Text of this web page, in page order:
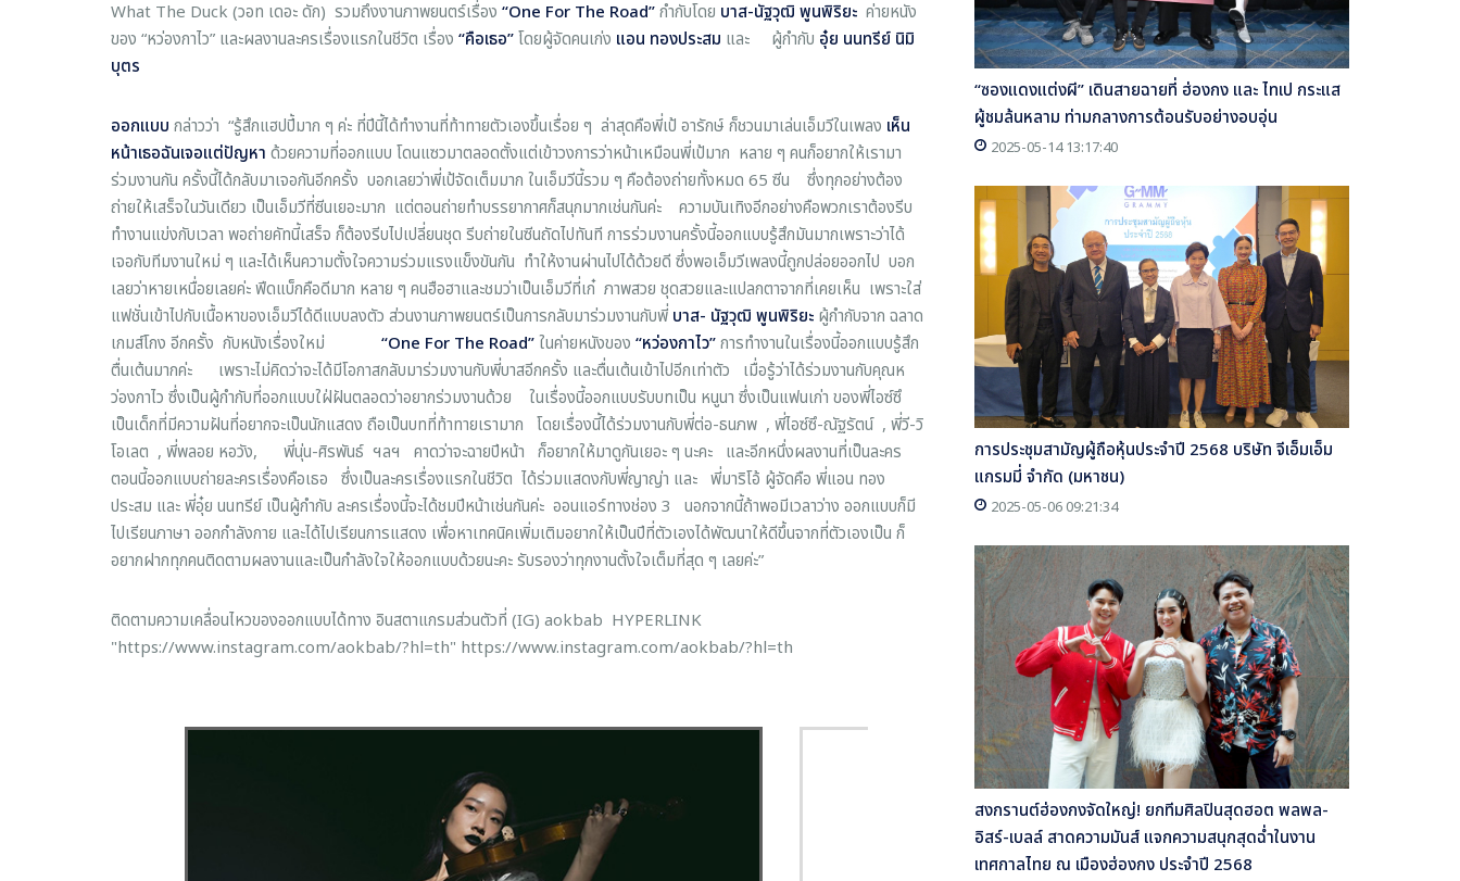
What The Duck (วอท เดอะ ดัก) รวมถึงงานภาพยนตร์เรื่อง “One For The Road”กำกับโดย บาส-นัฐวุฒิ พูนพิริยะ ค่ายหนัง
ของ “หว่องกาไว” และผลงานละครเรื่องแรกในชีวิต เรื่อง “คือเธอ”โดยผู้จัดคนเก่ง แอน ทองประสม และ ผู้กำกับ อุ๋ย นนทรีย์ นิมิ
บุตร
ออกแบบ กล่าวว่า “รู้สึกแฮปปี้มาก ๆ ค่ะ ที่ปีนี้ได้ทำงานที่ท้าทายตัวเองขึ้นเรื่อย ๆ ล่าสุดคือพี่เป้ อารักษ์ ก็ชวนมาเล่นเอ็มวีในเพลง เห็น
หน้าเธอฉันเจอแต่ปัญหา ด้วยความที่ออกแบบ โดนแซวมาตลอดตั้งแต่เข้าวงการว่าหน้าเหมือนพี่เป้มาก หลาย ๆ คนก็อยากให้เรามา
ร่วมงานกัน ครั้งนี้ได้กลับมาเจอกันอีกครั้ง บอกเลยว่าพี่เป้จัดเต็มมาก ในเอ็มวีนี้รวม ๆ คือต้องถ่ายทั้งหมด 65 ซีน ซึ่งทุกอย่างต้อง
ถ่ายให้เสร็จในวันเดียว เป็นเอ็มวีที่ซีนเยอะมาก แต่ตอนถ่ายทำบรรยากาศก็สนุกมากเช่นกันค่ะ ความบันเทิงอีกอย่างคือพวกเราต้องรีบ
ทำงานแข่งกับเวลา พอถ่ายคัทนี้เสร็จ ก็ต้องรีบไปเปลี่ยนชุด รีบถ่ายในซีนถัดไปทันที การร่วมงานครั้งนี้ออกแบบรู้สึกมันมากเพราะว่าได้
เจอกับทีมงานใหม่ ๆ และได้เห็นความตั้งใจความร่วมแรงแข็งขันกัน ทำให้งานผ่านไปได้ด้วยดี ซึ่งพอเอ็มวีเพลงนี้ถูกปล่อยออกไป บอก
เลยว่าหายเหนื่อยเลยค่ะ ฟีดแบ็กคือดีมาก หลาย ๆ คนฮือฮาและชมว่าเป็นเอ็มวีที่เก๋ ภาพสวย ชุดสวยและแปลกตาจากที่เคยเห็น เพราะใส่
แฟชั่นเข้าไปกับเนื้อหาของเอ็มวีได้ดีแบบลงตัว ส่วนงานภาพยนตร์เป็นการกลับมาร่วมงานกับพี่ บาส- นัฐวุฒิ พูนพิริยะ ผู้กำกับจาก ฉลาด
เกมส์โกง อีกครั้ง กับหนังเรื่องใหม่ “One For The Road”ในค่ายหนังของ “หว่องกาไว”การทำงานในเรื่องนี้ออกแบบรู้สึก
ตื่นเต้นมากค่ะ เพราะไม่คิดว่าจะได้มีโอกาสกลับมาร่วมงานกับพี่บาสอีกครั้ง และตื่นเต้นเข้าไปอีกเท่าตัว เมื่อรู้ว่าได้ร่วมงานกับคุณห
ว่องกาไว ซึ่งเป็นผู้กำกับที่ออกแบบใฝ่ฝันตลอดว่าอยากร่วมงานด้วย ในเรื่องนี้ออกแบบรับบทเป็น หนูนา ซึ่งเป็นแฟนเก่า ของพี่ไอซ์ซึ
เป็นเด็กที่มีความฝันที่อยากจะเป็นนักแสดง ถือเป็นบทที่ท้าทายเรามาก โดยเรื่องนี้ได้ร่วมงานกับพี่ต่อ-ธนภพ , พี่ไอซ์ซึ-ณัฐรัตน์ , พี่วี-วิ
โอเลต , พี่พลอย หอวัง, พี่นุ่น-ศิรพันธ์ ฯลฯ
คาดว่าจะฉายปีหน้า ก็อยากให้มาดูกันเยอะ ๆ นะคะ และอีกหนึ่งผลงานที่เป็นละคร
ตอนนี้ออกแบบถ่ายละครเรื่องคือเธอ ซึ่งเป็นละครเรื่องแรกในชีวิต ได้ร่วมแสดงกับพี่ญาญ่า และ พี่มาริโอ้ ผู้จัดคือ พี่แอน ทอง
ประสม และ พี่อุ๋ย นนทรีย์ เป็นผู้กำกับ ละครเรื่องนี้จะได้ชมปีหน้าเช่นกันค่ะ ออนแอร์ทางช่อง 3 นอกจากนี้ถ้าพอมีเวลาว่าง ออกแบบก็มี
ไปเรียนภาษา ออกกำลังกาย และได้ไปเรียนการแสดง เพื่อหาเทคนิคเพิ่มเติมอยากให้เป็นปีที่ตัวเองได้พัฒนาให้ดีขึ้นจากที่ตัวเองเป็น ก็
อยากฝากทุกคนติดตามผลงานและเป็นกำลังใจให้ออกแบบด้วยนะคะ รับรองว่าทุกงานตั้งใจเต็มที่สุด ๆ เลยค่ะ”
ติดตามความเคลื่อนไหวของออกแบบได้ทาง อินสตาแกรมส่วนตัวที่ (IG) aokbab HYPERLINK
"https://www.instagram.com/aokbab/?hl=th" https://www.instagram.com/aokbab/?hl=th
“ซองแดงแต่งผี” เดินสายฉายที่ ฮ่องกง และ ไทเป กระแส
ผู้ชมล้นหลาม ท่ามกลางการต้อนรับอย่างอบอุ่น
2025-05-14 13:17:40
การประชุมสามัญผู้ถือหุ้นประจำปี 2568 บริษัท จีเอ็มเอ็ม
แกรมมี่ จำกัด (มหาชน)
2025-05-06 09:21:34
สงกรานต์ฮ่องกงจัดใหญ่! ยกทีมศิลปินสุดฮอต พลพล-
อิสร์-เบลล์ สาดความมันส์ แจกความสนุกสุดฉ่ำในงาน
เทศกาลไทย ณ เมืองฮ่องกง ประจำปี 2568